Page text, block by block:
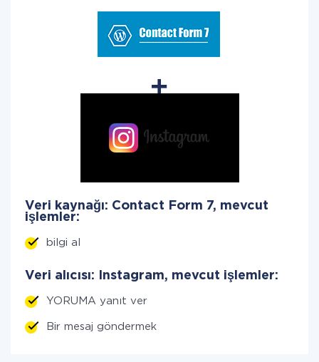
Veri kaynağı: Contact Form 7, mevcut
işlemler:
bilgi al
Veri alıcısı: Instagram, mevcut işlemler:
YORUMA yanıt ver
Bir mesaj göndermek